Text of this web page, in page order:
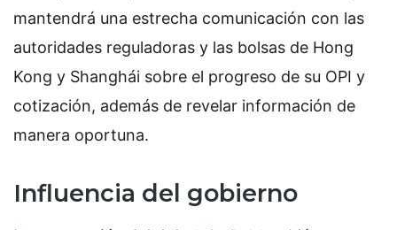
mantendrá una estrecha comunicación con las
autoridades reguladoras y las bolsas de Hong
Kong y Shanghái sobre el progreso de su OPI y
cotización, además de revelar información de
manera oportuna.
Influencia del gobierno